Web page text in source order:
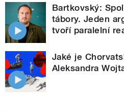
Bartkovský:
tábory. Jeden
tvoří paralelní
Jaké je
Aleksandra